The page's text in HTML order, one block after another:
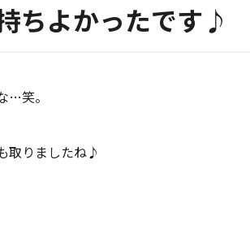
ちよかったです♪
…笑。
取りましたね♪